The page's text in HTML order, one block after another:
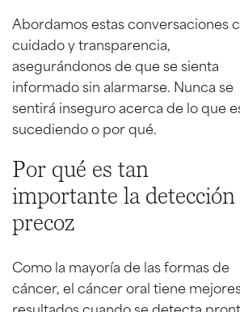
Abordamos estas conversaciones
cuidado y transparencia,
asegurándonos de que se sienta
informado sin alarmarse. Nunca se
sentirá inseguro acerca de lo que
sucediendo o por qué.
Por qué es tan
importante la detección
precoz
Como la mayoría de las formas de
cáncer, el cáncer oral tiene